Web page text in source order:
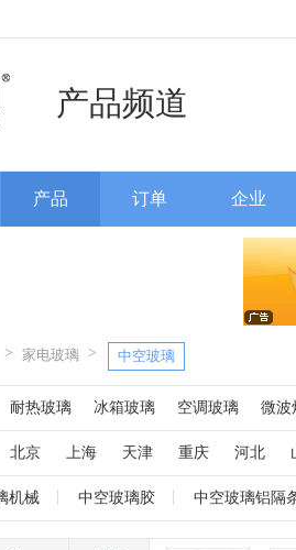
产品频道
产品 订单 企业
> 家电玻璃 > 中空玻璃
耐热玻璃 冰箱玻璃 空调玻璃 微波
玻璃 液晶玻璃 光电玻璃 灯具玻璃
电致变色玻璃 触摸屏玻璃 开关面
北京 上海 天津 重庆 河北
江西 四川 海南 贵州
机械 中空玻璃胶 中空玻璃铝隔